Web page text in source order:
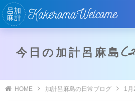
今日の加計呂麻島
HOME 加計呂麻島の日常ブログ 1月